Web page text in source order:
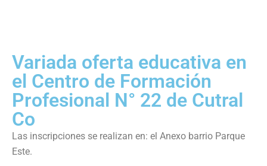
Variada oferta educativa en
el Centro de Formación
Profesional N° 22 de Cutral
Co
Las inscripciones se realizan en: el Anexo barrio Parque
Este.